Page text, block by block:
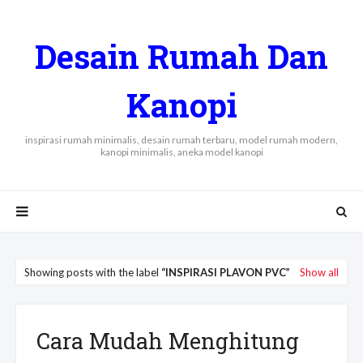
Desain Rumah Dan
Kanopi
inspirasi rumah minimalis, desain rumah terbaru, model rumah modern,
kanopi minimalis, aneka model kanopi
Showing posts with the label INSPIRASI PLAVON PVC Show all
Cara Mudah Menghitung